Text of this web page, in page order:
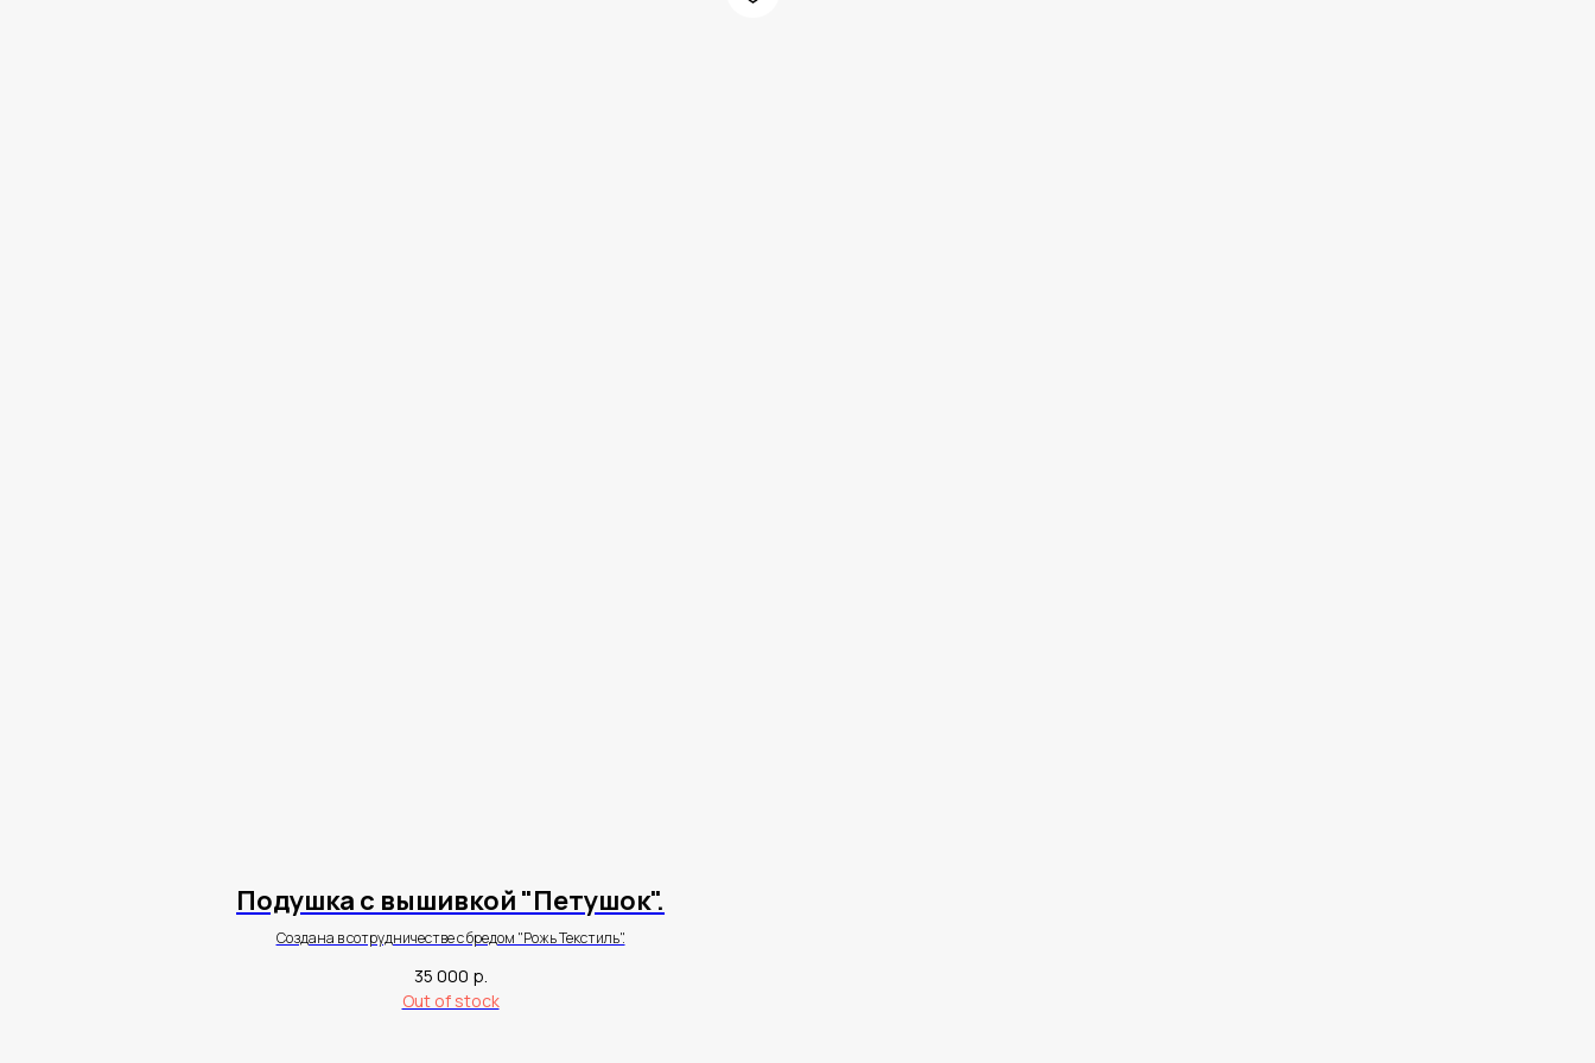
Подушка с вышивкой "Петушок".
Создана в сотрудничестве с бредом "Рожь Текстиль".
35 000 р.
Out of stock